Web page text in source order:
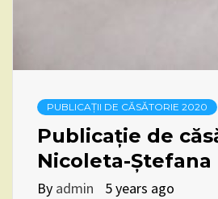
PUBLICAȚII DE CĂSĂTORIE 2020
Publicație de
Nicoleta-Ștefana
By admin 5 years ago